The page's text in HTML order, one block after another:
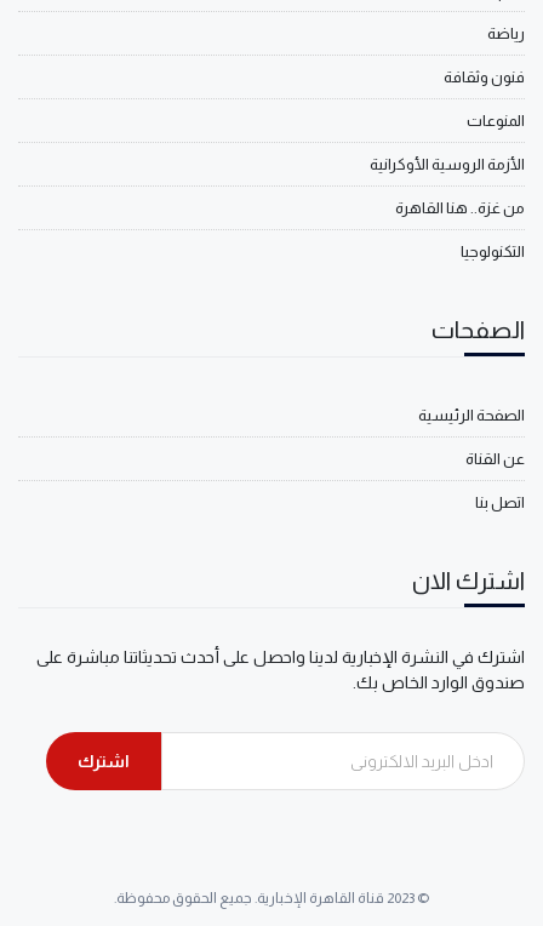
رياضة
فنون وثقافة
المنوعات
الأزمة الروسية الأوكرانية
من غزة.. هنا القاهرة
التكنولوجيا
الصفحات
الصفحة الرئيسية
عن القناة
اتصل بنا
اشترك الان
اشترك في النشرة الإخبارية لدينا واحصل على أحدث تحديثاتنا مباشرة على
صندوق الوارد الخاص بك.
اشترك
© 2023 قناة القاهرة الإخبارية. جميع الحقوق محفوظة.